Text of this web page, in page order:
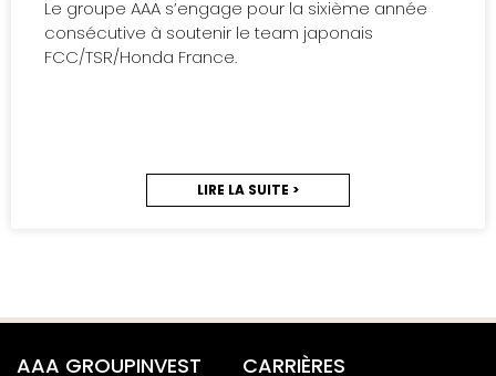
Le groupe AAA s’engage pour la sixième année
consécutive à soutenir le team japonais
FCC/TSR/Honda France.
LIRE LA SUITE >
AAA GROUPINVEST CARRIÈRES